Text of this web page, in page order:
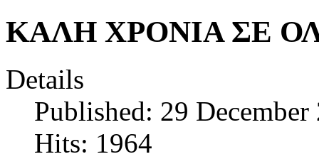
ΚΑΛΗ ΧΡΟΝΙΑ ΣΕ
Details
Published: 29 December
Hits: 1964